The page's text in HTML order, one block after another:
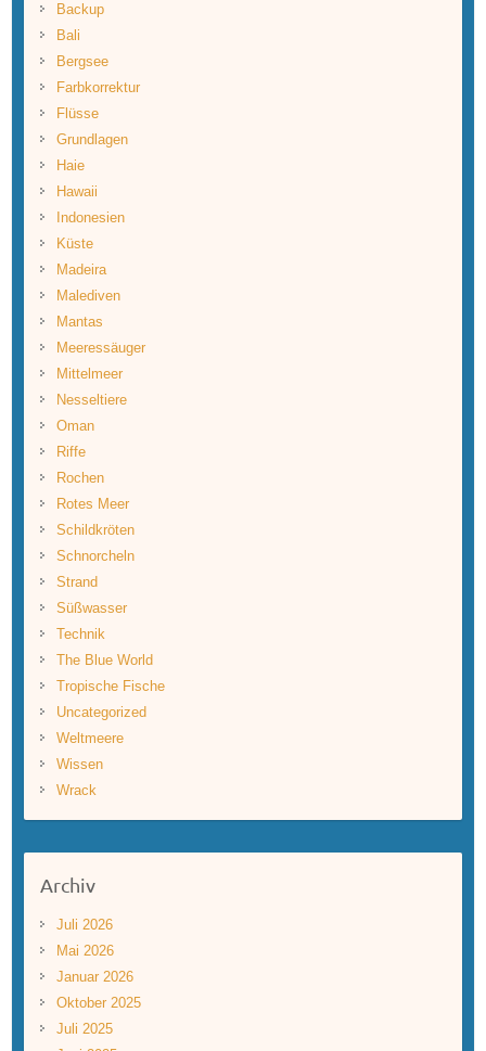
Backup
Bali
Bergsee
Farbkorrektur
Flüsse
Grundlagen
Haie
Hawaii
Indonesien
Küste
Madeira
Malediven
Mantas
Meeressäuger
Mittelmeer
Nesseltiere
Oman
Riffe
Rochen
Rotes Meer
Schildkröten
Schnorcheln
Strand
Süßwasser
Technik
The Blue World
Tropische Fische
Uncategorized
Weltmeere
Wissen
Wrack
Archiv
Juli 2026
Mai 2026
Januar 2026
Oktober 2025
Juli 2025